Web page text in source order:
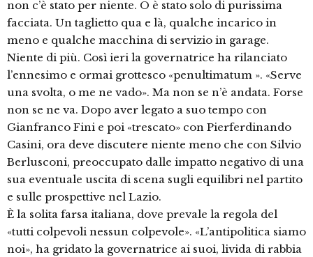
non c’è stato per niente. O è stato solo di purissima
facciata. Un taglietto qua e là, qualche incarico in
meno e qualche macchina di servizio in garage.
Niente di più. Così ieri la governatrice ha rilanciato
l’ennesimo e ormai grottesco «penultimatum ». «Serve
una svolta, o me ne vado». Ma non se n’è andata. Forse
non se ne va. Dopo aver legato a suo tempo con
Gianfranco Fini e poi «trescato» con Pierferdinando
Casini, ora deve discutere niente meno che con Silvio
Berlusconi, preoccupato dalle impatto negativo di una
sua eventuale uscita di scena sugli equilibri nel partito
e sulle prospettive nel Lazio.
È la solita farsa italiana, dove prevale la regola del
«tutti colpevoli nessun colpevole». «L’antipolitica siamo
noi», ha gridato la governatrice ai suoi, livida di rabbia